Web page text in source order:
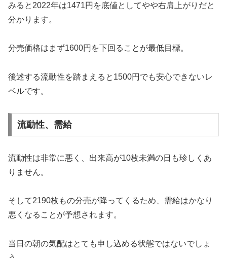
みると2022年は1471円を底値としてやや右肩上がりだと
分かります。
分売価格はまず1600円を下回ることが最低目標。
後述する流動性を踏まえると1500円でも安心できないレ
ベルです。
流動性、需給
流動性は非常に悪く、出来高が10枚未満の日も珍しくあ
りません。
そして2190枚もの分売が降ってくるため、需給はかなり
悪くなることが予想されます。
当日の朝の気配はとても申し込める状態ではないでしょ